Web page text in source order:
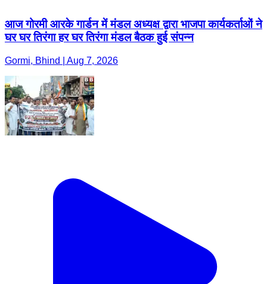
आज गोरमी आरके गार्डन में मंडल अध्यक्ष द्वारा भाजपा कार्यकर्ताओं ने
घर घर तिरंगा हर घर तिरंगा मंडल बैठक हुई संपन्न
Gormi, Bhind | Aug 7, 2026